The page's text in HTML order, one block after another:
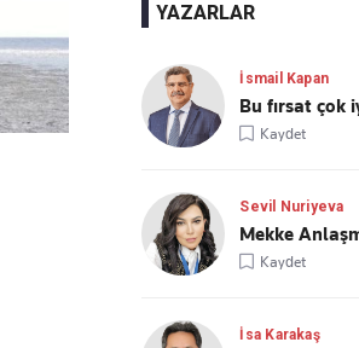
YAZARLAR
İsmail Kapan
Bu fırsat
Kaydet
Sevil Nuriyeva
Mekke
Kaydet
İsa Karakaş